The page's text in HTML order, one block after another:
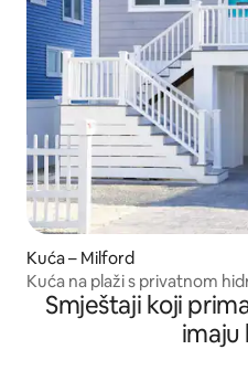
Kuća – Milford
Kuća na plaži s privatnom
Smještaji koji
imaju